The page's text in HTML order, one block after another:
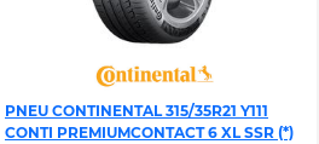
PNEU CONTINENTAL 315/35R21 Y111
CONTI PREMIUMCONTACT 6 XL SSR (*)